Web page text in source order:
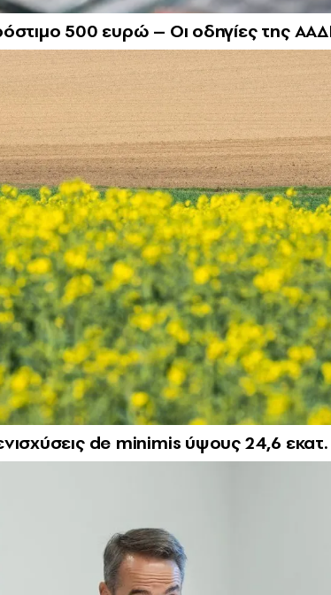
500 ευρώ – Οι οδηγίες της
de minimis ύψους 24,6 εκατ.